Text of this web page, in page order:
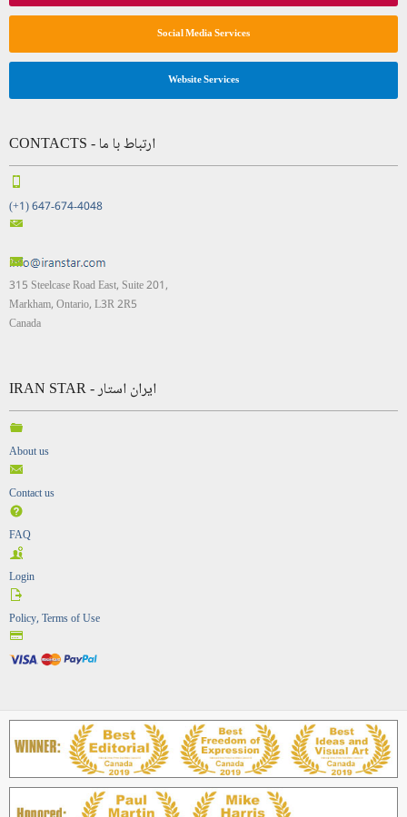
Social Media Services
Website Services
CONTACTS - ارتباط با ما
(+1) 647-674-4048
315 Steelcase Road East, Suite 201,
Markham, Ontario, L3R 2R5
Canada
IRAN STAR - ایران استار
About us
Contact us
FAQ
Login
Policy, Terms of Use